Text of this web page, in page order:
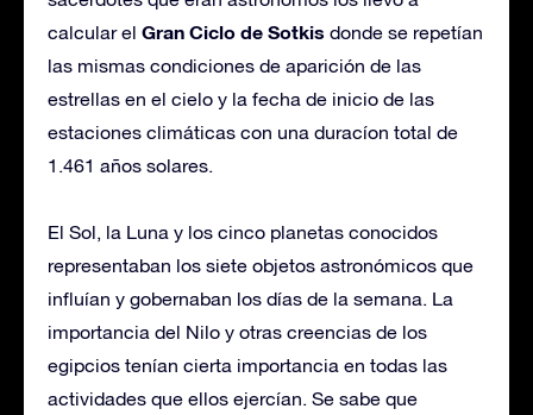
calcular el Gran Ciclo de Sotkis donde se repetían
las mismas condiciones de aparición de las
estrellas en el cielo y la fecha de inicio de las
estaciones climáticas con una duracíon total de
1.461 años solares.
El Sol, la Luna y los cinco planetas conocidos
representaban los siete objetos astronómicos que
influían y gobernaban los días de la semana. La
importancia del Nilo y otras creencias de los
egipcios tenían cierta importancia en todas las
actividades que ellos ejercían. Se sabe que